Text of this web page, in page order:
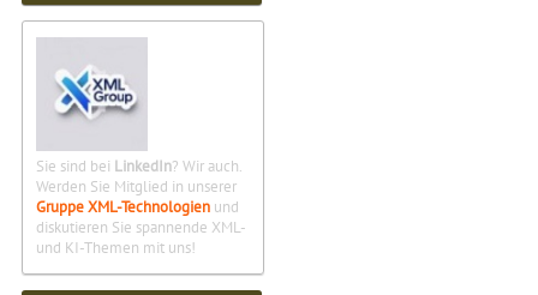
Sie sind bei LinkedIn? Wir auch.
Werden Sie Mitglied in unserer
Gruppe XML-Technologien und
diskutieren Sie spannende XML-
und KI-Themen mit uns!